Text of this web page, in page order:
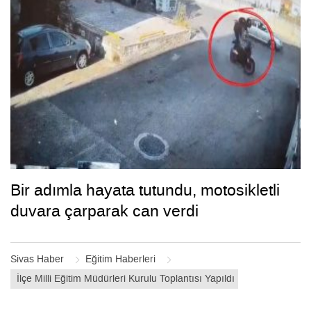
Sivas Haber
Eğitim Haberleri
İlçe Milli Eğitim Müdürleri Kurulu Toplantısı Yapıldı
Bir adımla hayata tutundu, motosikletli
duvara çarparak can verdi